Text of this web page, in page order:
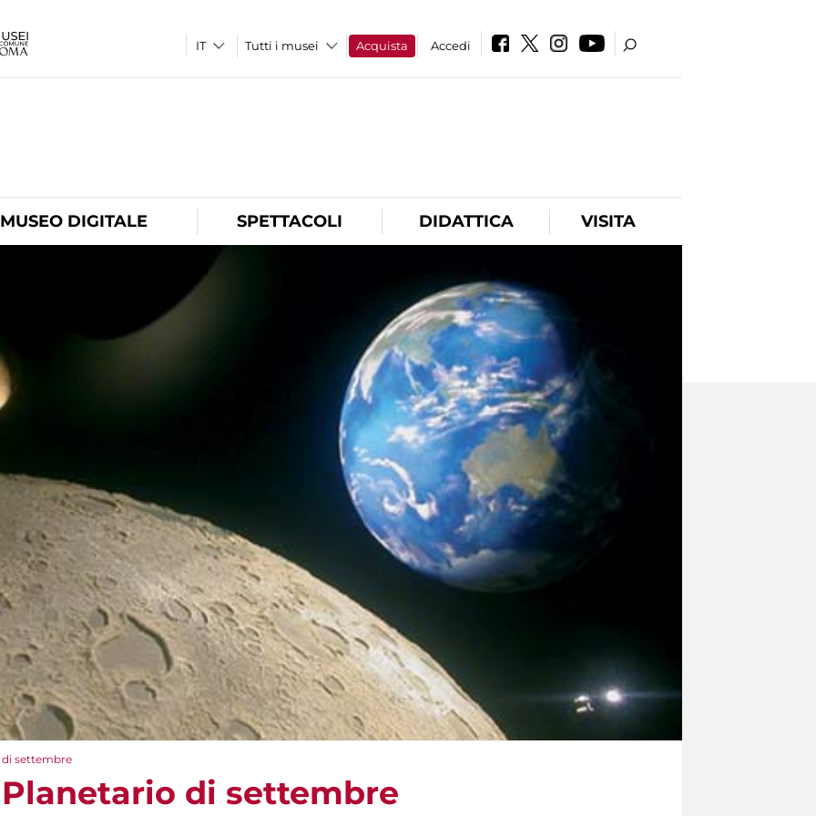
Tutti i musei Acquista Accedi
MUSEO DIGITALE SPETTACOLI DIDATTICA VISITA
di settembre
di settembre